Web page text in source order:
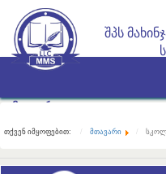
შპს
თქვენ იმყოფებით: მთავარი